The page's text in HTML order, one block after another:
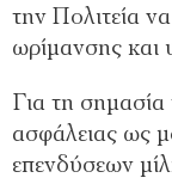
την Πολιτεία να
ωρίμανσης και
Για τη σημασία
ασφάλειας ως
επενδύσεων